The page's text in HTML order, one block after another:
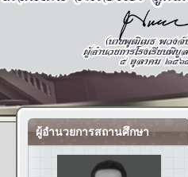
ผู้อำนวยการสถานศึกษา